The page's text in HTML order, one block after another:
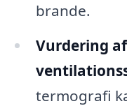
brande.
Vurdering
termografi